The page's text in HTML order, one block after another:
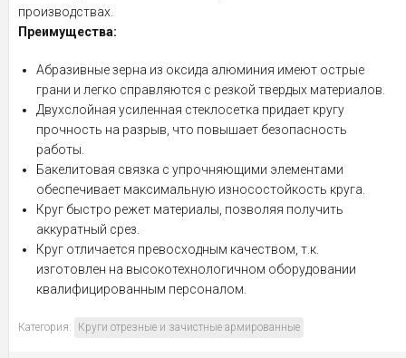
производствах.
Преимущества:
Абразивные зерна из оксида алюминия имеют острые
грани и легко справляются с резкой твердых материалов.
Двухслойная усиленная стеклосетка придает кругу
прочность на разрыв, что повышает безопасность
работы.
Бакелитовая связка с упрочняющими элементами
обеспечивает максимальную износостойкость круга.
Круг быстро режет материалы, позволяя получить
аккуратный срез.
Круг отличается превосходным качеством, т.к.
изготовлен на высокотехнологичном оборудовании
квалифицированным персоналом.
Категория: Круги отрезные и зачистные армированные